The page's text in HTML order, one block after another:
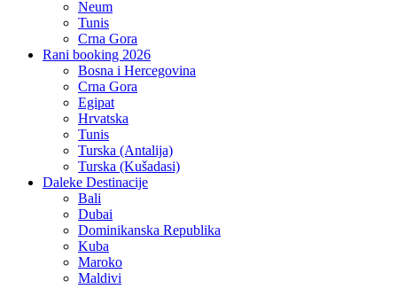
Neum
Tunis
Crna Gora
Rani booking 2026
Bosna i Hercegovina
Crna Gora
Egipat
Hrvatska
Tunis
Turska (Antalija)
Turska (Kušadasi)
Daleke Destinacije
Bali
Dubai
Dominikanska Republika
Kuba
Maroko
Maldivi